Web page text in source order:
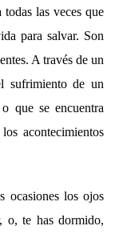
las veces que
para salvar. Son
A través de un
sufrimiento de un
que se encuentra
acontecimientos
ocasiones los ojos
o, te has dormido,